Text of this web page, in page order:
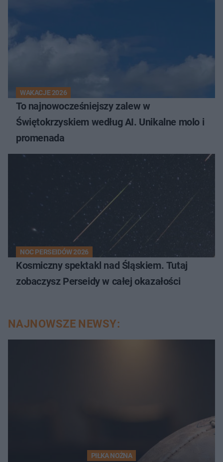
WAKACJE 2026
To najnowocześniejszy zalew w
Świętokrzyskiem według AI. Unikalne molo i
promenada
NOC PERSEIDÓW 2026
Kosmiczny spektakl nad Śląskiem. Tutaj
zobaczysz Perseidy w całej okazałości
NAJNOWSZE NEWSY:
PIŁKA NOŻNA